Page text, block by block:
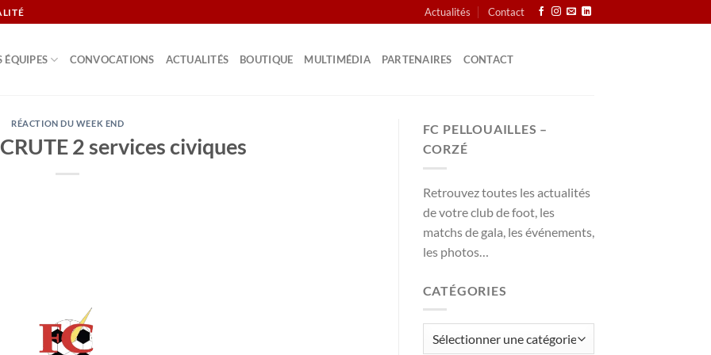
Actualités Contact
ÉQUIPES CONVOCATIONS ACTUALITÉS BOUTIQUE MULTIMÉDIA PARTENAIRES CONTACT
RÉACTION DU WEEK END
2 services civiques
FC PELLOUAILLES –
CORZÉ
Retrouvez toutes les actualités
de votre club de foot, les
matchs de gala, les événements,
les photos…
CATÉGORIES